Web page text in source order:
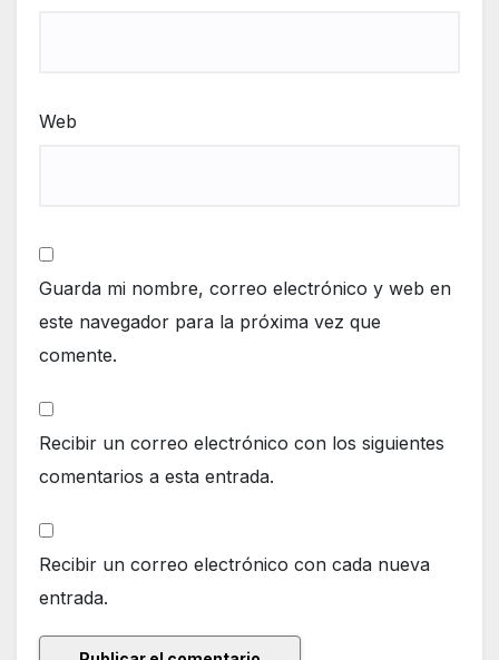
Web
Guarda mi nombre, correo electrónico y web en
este navegador para la próxima vez que
comente.
Recibir un correo electrónico con los siguientes
comentarios a esta entrada.
Recibir un correo electrónico con cada nueva
entrada.